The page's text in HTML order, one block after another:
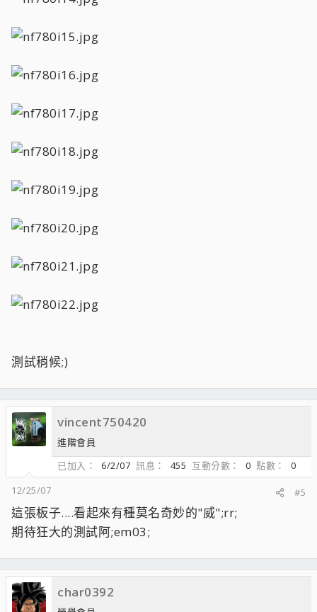
測試稍候;)
vincent750420
進階會員
已加入
6/2/07 訊息 455 互動分數 0 點數
0
12/25/07
#5
這張板子....看起來有種莫名奇妙的"威";rr;
期待狂大的測試阿;em03;
char0392